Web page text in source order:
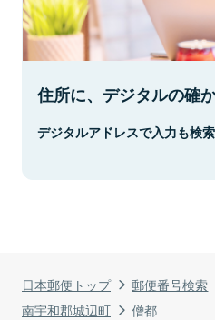
日本郵便トップ 郵便番号検索
南宇和郡城辺町
僧都
住所に、デジタルの確か
デジタルアドレスで入力も検索